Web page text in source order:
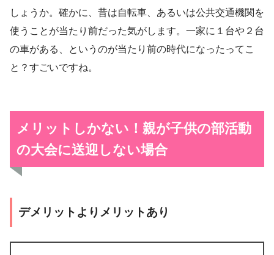
しょうか。確かに、昔は自転車、あるいは公共交通機関を
使うことが当たり前だった気がします。一家に１台や２台
の車がある、というのが当たり前の時代になったってこ
と？すごいですね。
メリットしかない！親が子供の部活動
の大会に送迎しない場合
デメリットよりメリットあり